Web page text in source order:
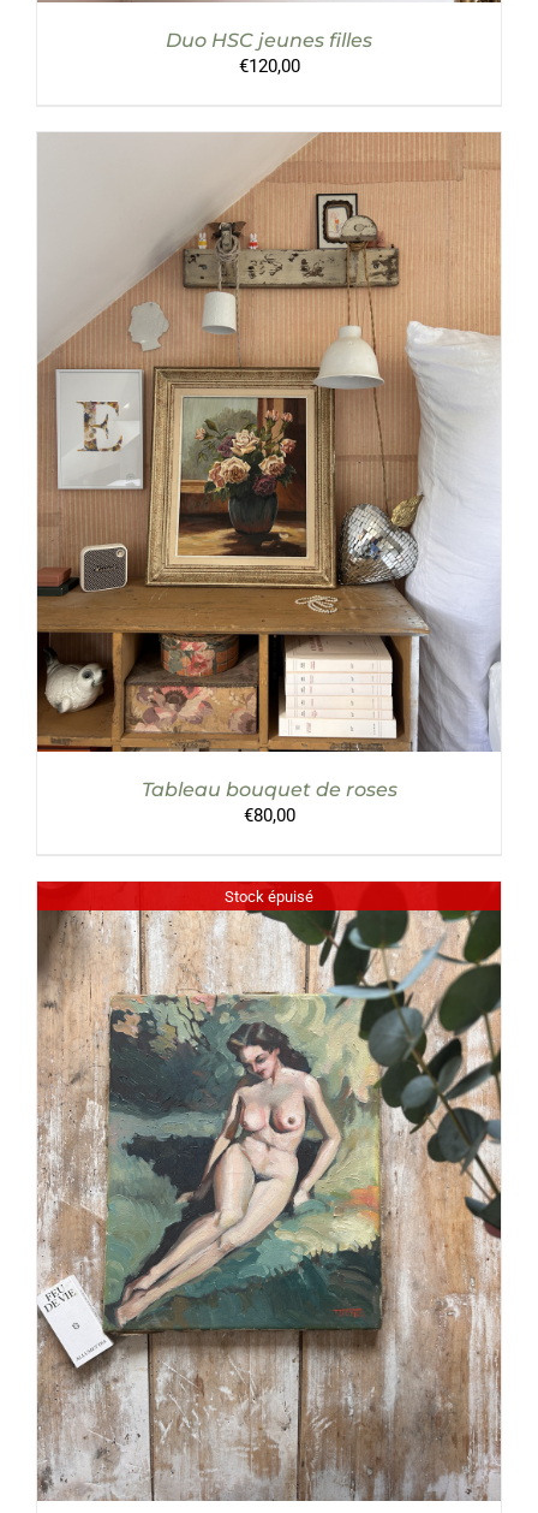
Duo HSC jeunes filles
€120,00
AJOUTER AU PANIER / DÉTAILS
Tableau bouquet de roses
€80,00
Stock épuisé
DÉTAILS